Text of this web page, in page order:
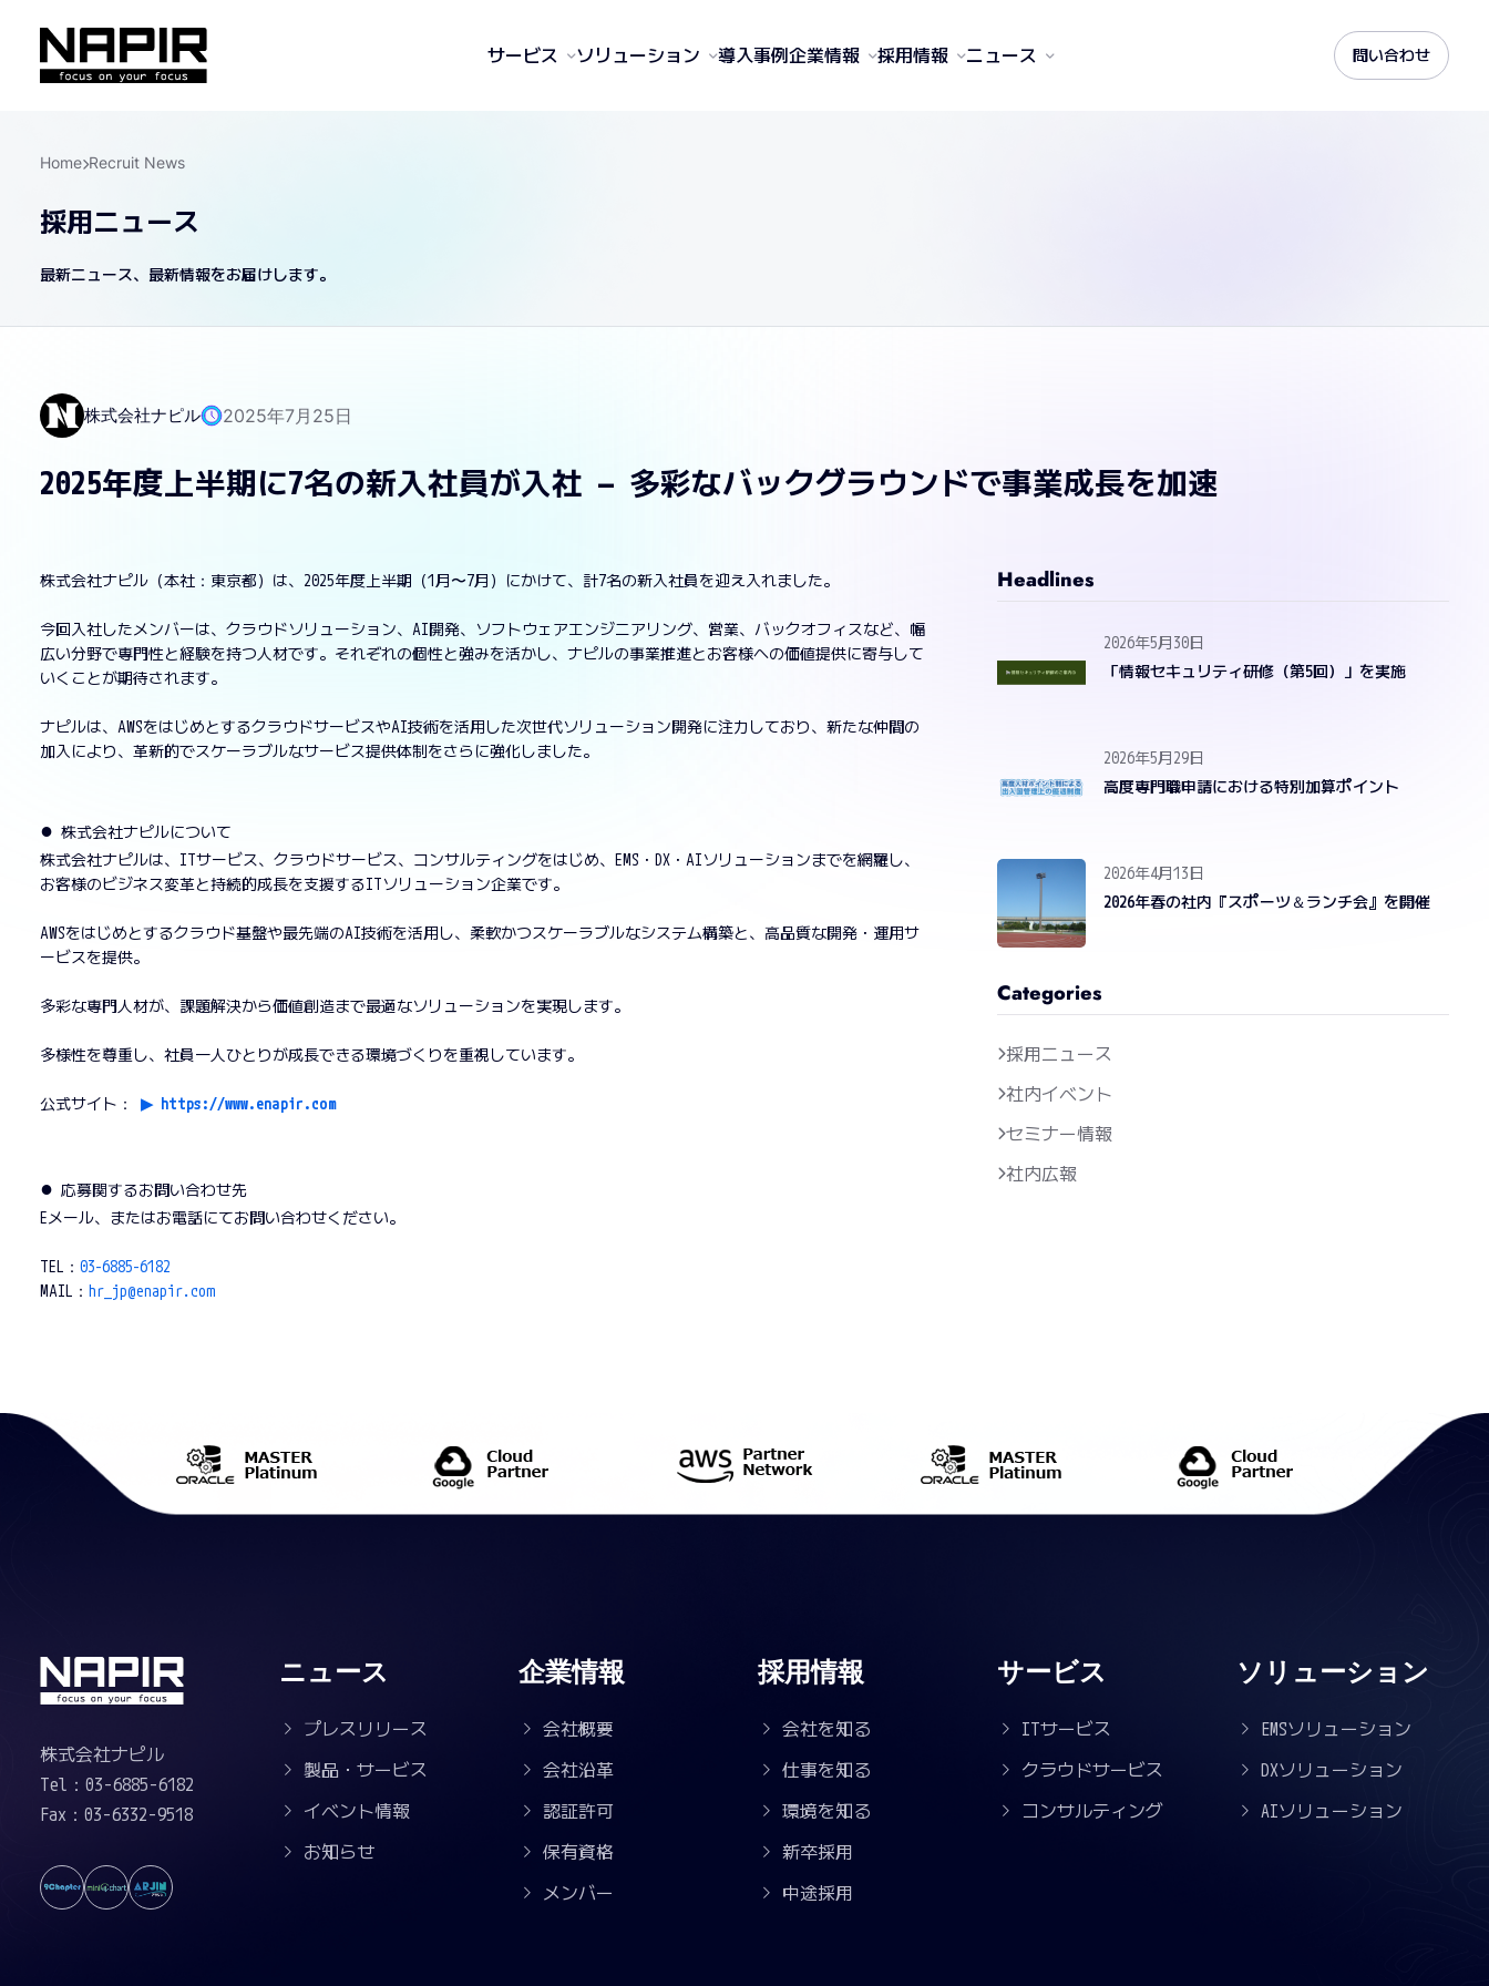
サービス ソリューション 導入事例企業情報 採用情報 ニュース 問い合わせ
Home Recruit News
採用ニュース
最新ニュース、最新情報をお届けします。
株式会社ナピル 2025年7月25日
2025年度上半期に7名の新入社員が入社 — 多彩なバックグラウンドで事業成長を加速
株式会社ナピル（本社：東京都）は、2025年度上半期（1月〜7月）にかけて、計7名の新入社員を迎え入れました。
今回入社したメンバーは、クラウドソリューション、AI開発、ソフトウェアエンジニアリング、営業、バックオフィスなど、幅
広い分野で専門性と経験を持つ人材です。それぞれの個性と強みを活かし、ナピルの事業推進とお客様への価値提供に寄与して
いくことが期待されます。
ナピルは、AWSをはじめとするクラウドサービスやAI技術を活用した次世代ソリューション開発に注力しており、新たな仲間の
加入により、革新的でスケーラブルなサービス提供体制をさらに強化しました。
● 株式会社ナピルについて
株式会社ナピルは、ITサービス、クラウドサービス、コンサルティングをはじめ、EMS・DX・AIソリューションまでを網羅し、
お客様のビジネス変革と持続的成長を支援するITソリューション企業です。
AWSをはじめとするクラウド基盤や最先端のAI技術を活用し、柔軟かつスケーラブルなシステム構築と、高品質な開発・運用サ
ービスを提供。
多彩な専門人材が、課題解決から価値創造まで最適なソリューションを実現します。
多様性を尊重し、社員一人ひとりが成長できる環境づくりを重視しています。
公式サイト： ▶︎ https://www.enapir.com
● 応募関するお問い合わせ先
Eメール、またはお電話にてお問い合わせください。
TEL： 03-6885-6182
MAIL： hr_jp@enapir.com
Headlines
2026年5月30日
「情報セキュリティ研修（第5回）」を実施
2026年5月29日
高度専門職申請における特別加算ポイント
2026年4月13日
2026年春の社内『スポーツ＆ランチ会』を開催
Categories
採用ニュース
社内イベント
セミナー情報
社内広報
株式会社ナピル
Tel：03-6885-6182
Fax：03-6332-9518
ニュース
プレスリリース
製品・サービス
イベント情報
お知らせ
企業情報
会社概要
会社沿革
認証許可
保有資格
メンバー
採用情報
会社を知る
仕事を知る
環境を知る
新卒採用
中途採用
サービス
ITサービス
クラウドサービス
コンサルティング
ソリューション
EMSソリューション
DXソリューション
AIソリューション